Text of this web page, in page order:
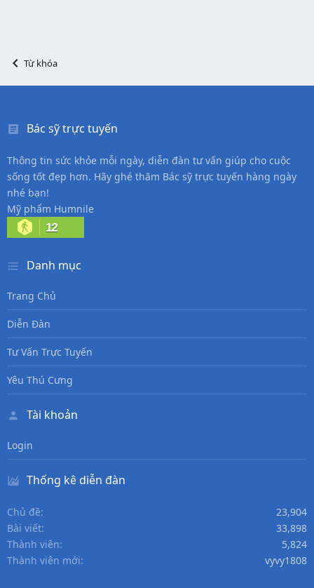
Từ khóa
Bác sỹ trực tuyến
Thông tin sức khỏe mỗi ngày, diễn đàn tư vấn giúp cho cuộc
sống tốt đẹp hơn. Hãy ghé thăm Bác sỹ trực tuyến hàng ngày
nhé bạn!
Mỹ phẩm Humnile
12
Danh mục
Trang Chủ
Diễn Đàn
Tư Vấn Trực Tuyến
Yêu Thú Cưng
Tài khoản
Login
Thống kê diễn đàn
Chủ đề
23,904
Bài viết
33,898
Thành viên
5,824
Thành viên mới
vyvy1808